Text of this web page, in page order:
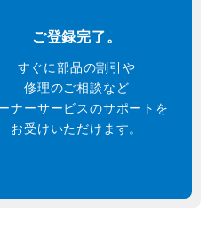
ご登録完了。
すぐに部品の割引や
修理のご相談など
ナーサービスのサポートを
お受けいただけます。